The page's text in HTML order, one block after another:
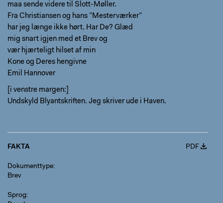
maa sende videre til Slott-Møller.
Fra Christiansen og hans ”Mesterværker”
har jeg længe ikke hørt. Har De? Glæd
mig snart igjen med et Brev og
vær hjærteligt hilset af min
Kone og Deres hengivne
Emil Hannover
[i venstre margen:]
Undskyld Blyantskriften. Jeg skriver ude i Haven.
FAKTA PDF
Dokumenttype
Brev
Sprog